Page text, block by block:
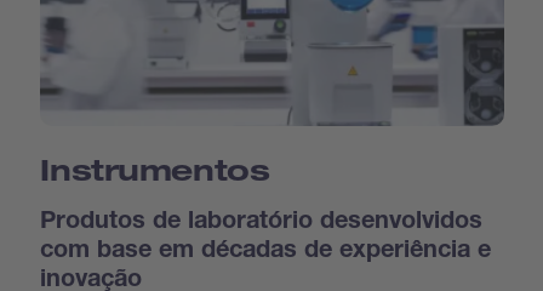
Instrumentos
Produtos de laboratório desenvolvidos
com base em décadas de experiência e
inovação